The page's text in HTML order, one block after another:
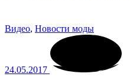
Видео, Новости моды
24.05.2017